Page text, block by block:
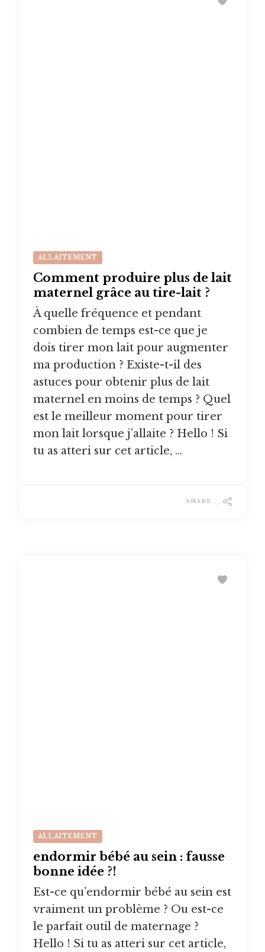
ALLAITEMENT
Comment produire plus de lait
maternel grâce au tire-lait ?
À quelle fréquence et pendant
combien de temps est-ce que je
dois tirer mon lait pour augmenter
ma production ? Existe-t-il des
astuces pour obtenir plus de lait
maternel en moins de temps ? Quel
est le meilleur moment pour tirer
mon lait lorsque j’allaite ? Hello ! Si
tu as atteri sur cet article, …
SHARE
ALLAITEMENT
endormir bébé au sein : fausse
bonne idée ?!
Est-ce qu’endormir bébé au sein est
vraiment un problème ? Ou est-ce
le parfait outil de maternage ?
Hello ! Si tu as atteri sur cet article,